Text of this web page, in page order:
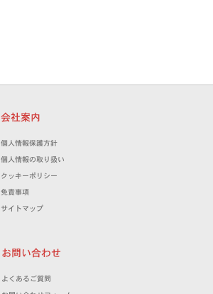
会社案内
個人情報保護方針
個人情報の取り扱い
クッキーポリシー
免責事項
サイトマップ
お問い合わせ
よくあるご質問